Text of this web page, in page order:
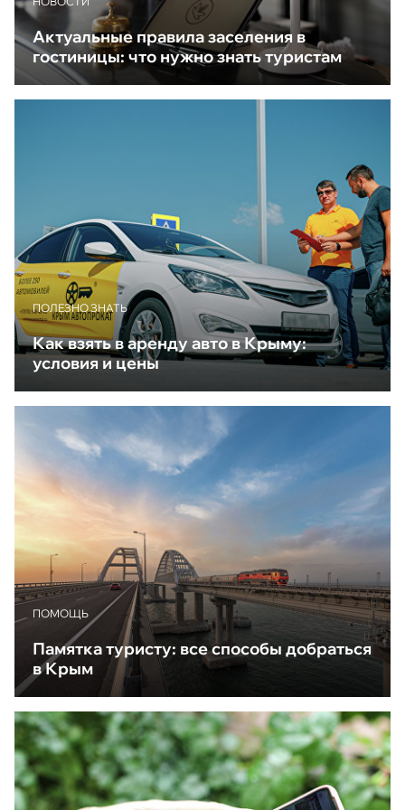
Актуальные правила заселения в
гостиницы: что нужно знать туристам
ПОЛЕЗНО ЗНАТЬ
Как взять в аренду авто в Крыму:
условия и цены
ПОМОЩЬ
Памятка туристу: все способы добраться
в Крым